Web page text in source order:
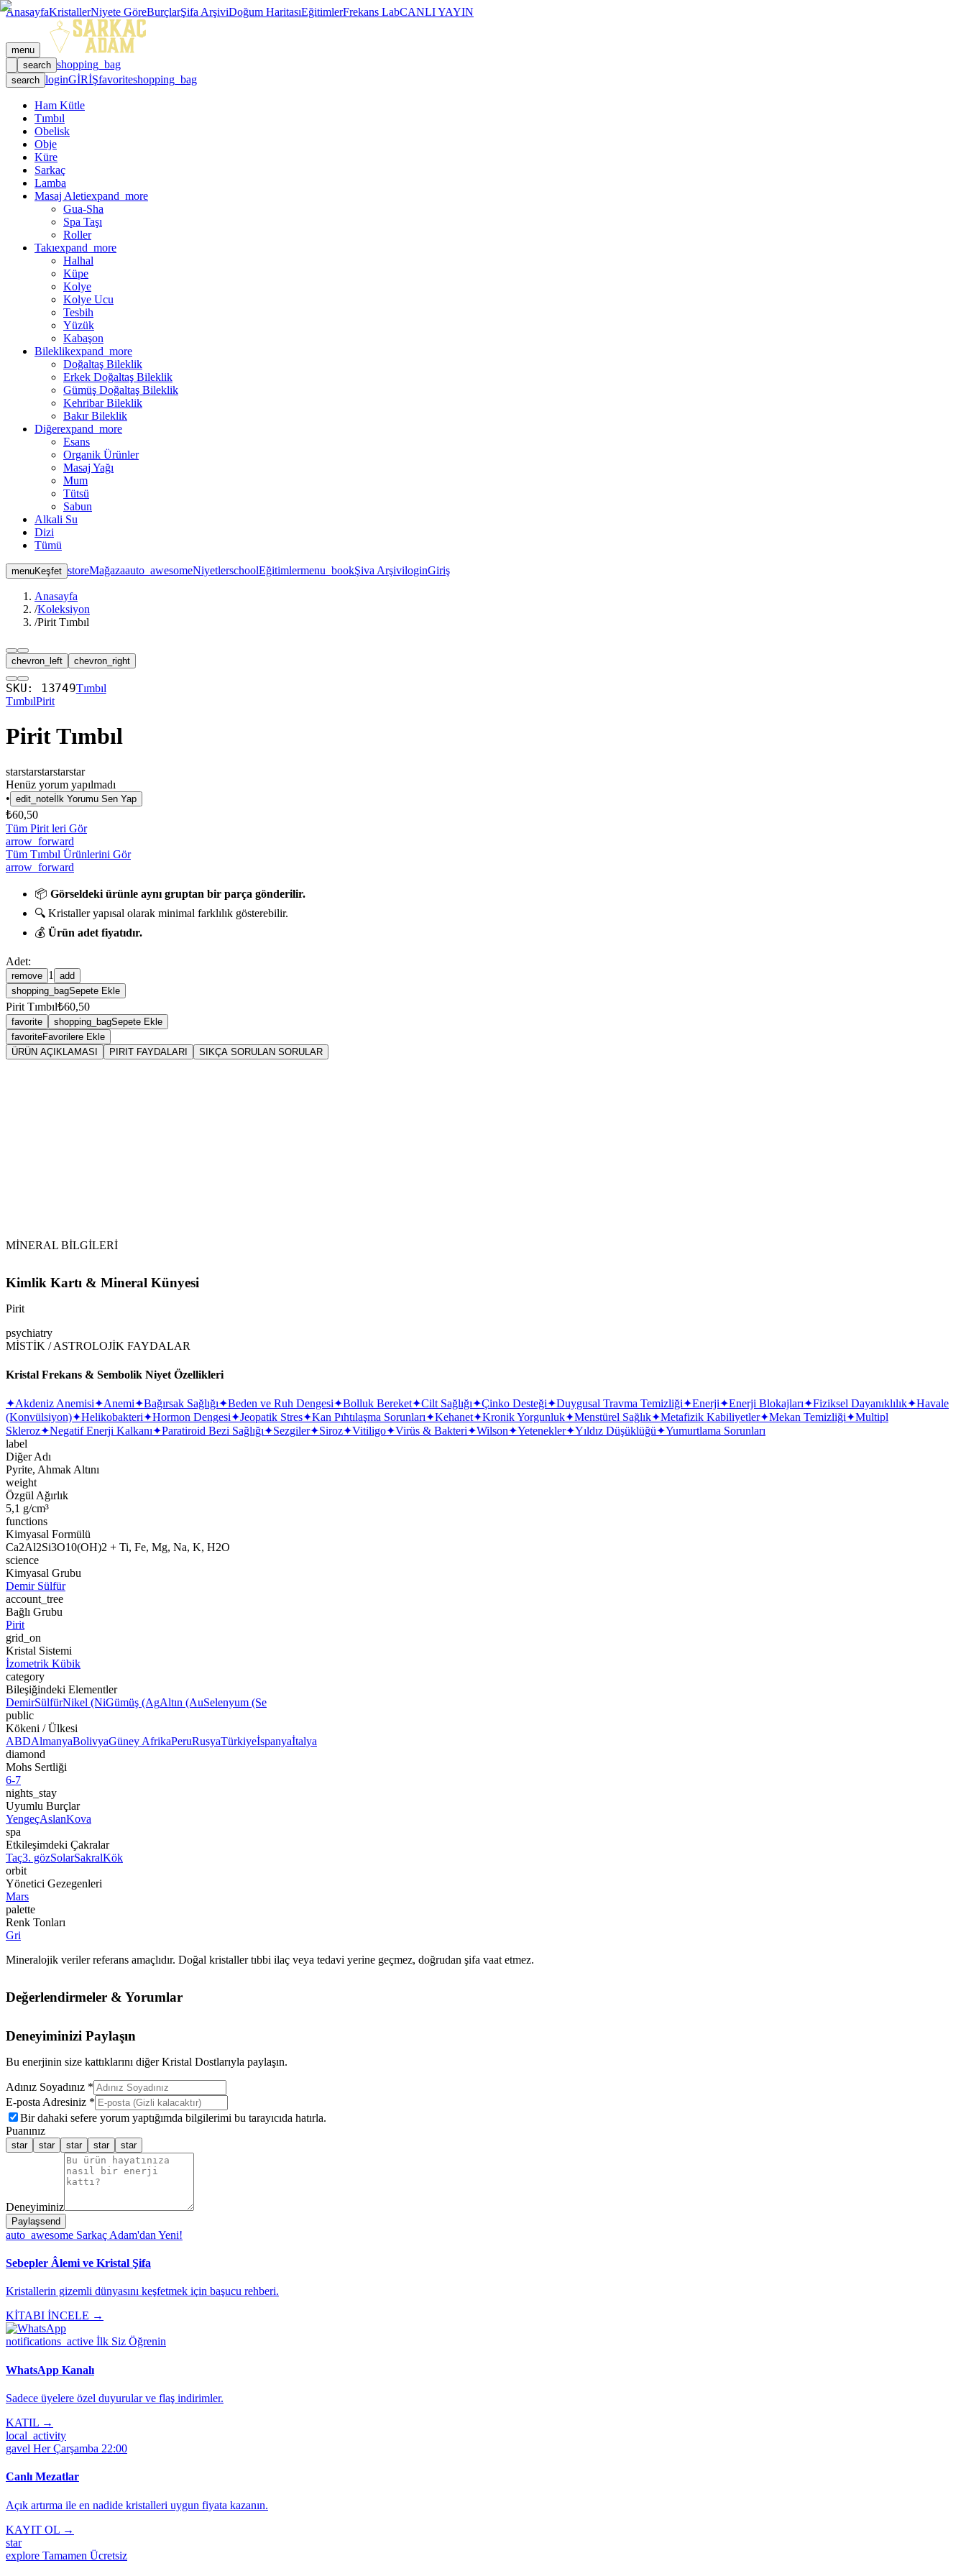
AnasayfaKristallerNiyete GöreBurçlarŞifa ArşiviDoğum HaritasıEğitimlerFrekans LabCANLI YAYIN
menu
search shopping_bag
search loginGİRİŞfavoriteshopping_bag
Ham Kütle
Tımbıl
Obelisk
Obje
Küre
Sarkaç
Lamba
Masaj Aletiexpand_more
Gua-Sha
Spa Taşı
Roller
Takıexpand_more
Halhal
Küpe
Kolye
Kolye Ucu
Tesbih
Yüzük
Kabaşon
Bileklikexpand_more
Doğaltaş Bileklik
Erkek Doğaltaş Bileklik
Gümüş Doğaltaş Bileklik
Kehribar Bileklik
Bakır Bileklik
Diğerexpand_more
Esans
Organik Ürünler
Masaj Yağı
Mum
Tütsü
Sabun
Alkali Su
Dizi
Tümü
menuKeşfet storeMağazaauto_awesomeNiyetlerschoolEğitimlermenu_bookŞiva ArşiviloginGiriş
Anasayfa
/Koleksiyon
/Pirit Tımbıl
chevron_left chevron_right
SKU: 13749Tımbıl
TımbılPirit
Pirit Tımbıl
starstarstarstarstar
Henüz yorum yapılmadı
• edit_note İlk Yorumu Sen Yap
₺60,50
Tüm Pirit leri Gör
arrow_forward
Tüm Tımbıl Ürünlerini Gör
arrow_forward
📦 Görseldeki ürünle aynı gruptan bir parça gönderilir.
🔍 Kristaller yapısal olarak minimal farklılık gösterebilir.
💰 Ürün adet fiyatıdır.
Adet:
remove 1
add
shopping_bagSepete Ekle
Pirit Tımbıl₺60,50
favorite shopping_bagSepete Ekle
favoriteFavorilere Ekle
ÜRÜN AÇIKLAMASI
PIRIT FAYDALARI SIKÇA SORULAN SORULAR
MİNERAL BİLGİLERİ
Kimlik Kartı & Mineral Künyesi
Pirit
psychiatry
MİSTİK / ASTROLOJİK FAYDALAR
Kristal Frekans & Sembolik Niyet Özellikleri
✦Akdeniz Anemisi✦Anemi✦Bağırsak Sağlığı✦Beden ve Ruh Dengesi✦Bolluk Bereket✦Cilt Sağlığı✦Çinko Desteği✦Duygusal Travma Temizliği✦Enerji✦Enerji Blokajları✦Fiziksel Dayanıklılık✦Havale
(Konvülsiyon)✦Helikobakteri✦Hormon Dengesi✦Jeopatik Stres✦Kan Pıhtılaşma Sorunları✦Kehanet✦Kronik Yorgunluk✦Menstürel Sağlık✦Metafizik Kabiliyetler✦Mekan Temizliği✦Multipl
Skleroz✦Negatif Enerji Kalkanı✦Paratiroid Bezi Sağlığı✦Sezgiler✦Siroz✦Vitiligo✦Virüs & Bakteri✦Wilson✦Yetenekler✦Yıldız Düşüklüğü✦Yumurtlama Sorunları
label
Diğer Adı
Pyrite, Ahmak Altını
weight
Özgül Ağırlık
5,1 g/cm³
functions
Kimyasal Formülü
Ca2Al2Si3O10(OH)2 + Ti, Fe, Mg, Na, K, H2O
science
Kimyasal Grubu
Demir Sülfür
account_tree
Bağlı Grubu
Pirit
grid_on
Kristal Sistemi
İzometrik Kübik
category
Bileşiğindeki Elementler
DemirSülfürNikel (NiGümüş (AgAltın (AuSelenyum (Se
public
Kökeni / Ülkesi
ABDAlmanyaBolivyaGüney AfrikaPeruRusyaTürkiyeİspanyaİtalya
diamond
Mohs Sertliği
6-7
nights_stay
Uyumlu Burçlar
YengeçAslanKova
spa
Etkileşimdeki Çakralar
Taç3. gözSolarSakralKök
orbit
Yönetici Gezegenleri
Mars
palette
Renk Tonları
Gri
Mineralojik veriler referans amaçlıdır. Doğal kristaller tıbbi ilaç veya tedavi yerine geçmez, doğrudan şifa vaat etmez.
Değerlendirmeler & Yorumlar
Deneyiminizi Paylaşın
Bu enerjinin size kattıklarını diğer Kristal Dostlarıyla paylaşın.
Adınız Soyadınız *
E-posta Adresiniz *
Bir dahaki sefere yorum yaptığımda bilgilerimi bu tarayıcıda hatırla.
Puanınız
star star star star star
Deneyiminiz
Paylaşsend
auto_awesome Sarkaç Adam'dan Yeni!
Sebepler Âlemi ve Kristal Şifa
Kristallerin gizemli dünyasını keşfetmek için başucu rehberi.
KİTABI İNCELE →
notifications_active İlk Siz Öğrenin
WhatsApp Kanalı
Sadece üyelere özel duyurular ve flaş indirimler.
KATIL →
local_activity
gavel Her Çarşamba 22:00
Canlı Mezatlar
Açık artırma ile en nadide kristalleri uygun fiyata kazanın.
KAYIT OL →
star
explore Tamamen Ücretsiz